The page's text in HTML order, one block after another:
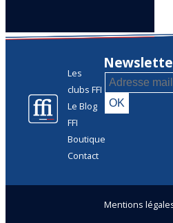
Les
clubs FFI
Le Blog
FFI
Boutique
Contact
Mentions